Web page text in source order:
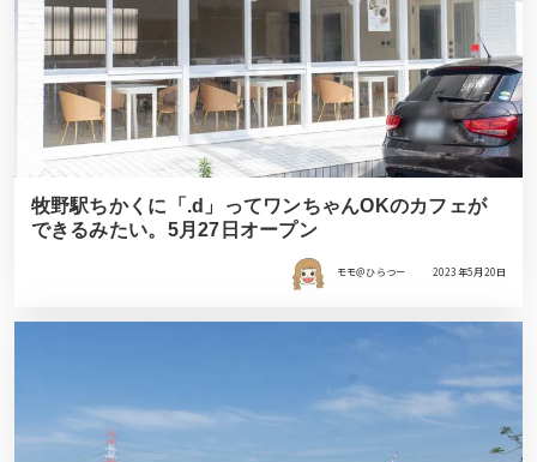
牧野駅ちかくに「.d」ってワンちゃんOKのカフェが
できるみたい。5月27日オープン
モモ＠ひらつー 2023年5月20日